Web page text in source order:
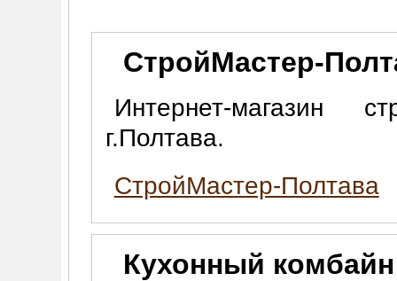
СтройМастер-
Интернет-магазин
г.Полтава.
СтройМастер-Полтава
Кухонный